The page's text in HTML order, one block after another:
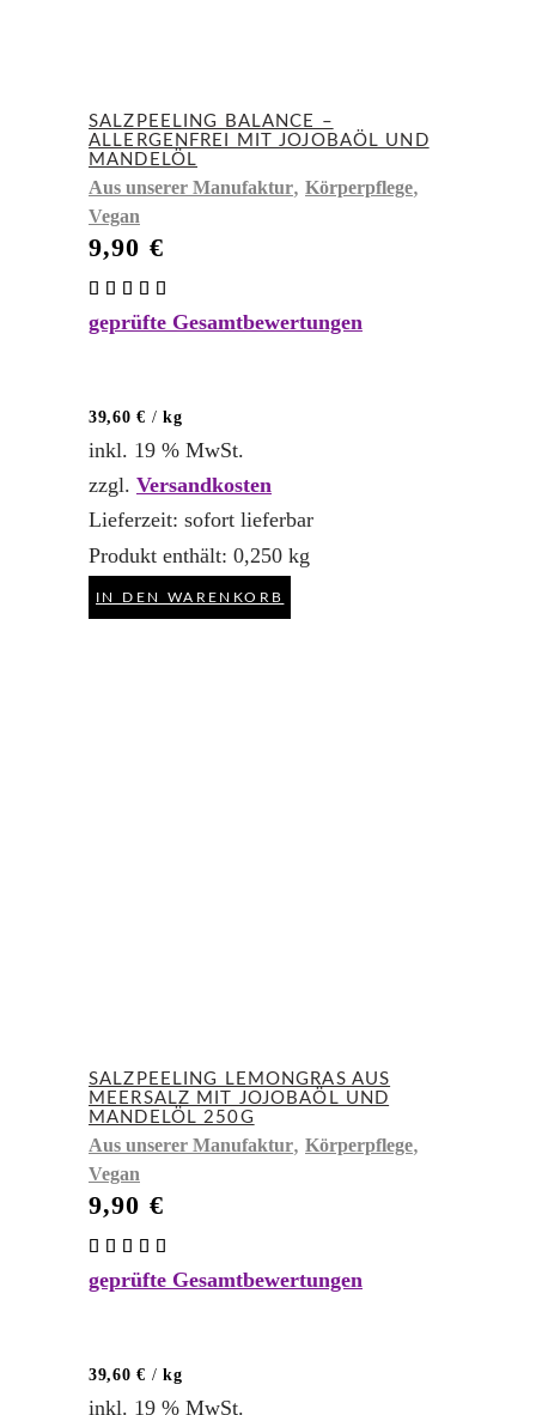
SALZPEELING BALANCE –
ALLERGENFREI MIT JOJOBAÖL UND
MANDELÖL
Aus unserer Manufaktur, Körperpflege,
Vegan
9,90 €
5.00
geprüfte Gesamtbewertungen
39,60€ /kg
inkl. 19 % MwSt.
zzgl. Versandkosten
Lieferzeit: sofort lieferbar
Produkt enthält: 0,250 kg
IN DEN WARENKORB
SALZPEELING LEMONGRAS AUS
MEERSALZ MIT JOJOBAÖL UND
MANDELÖL 250G
Aus unserer Manufaktur, Körperpflege,
Vegan
9,90 €
5.00
geprüfte Gesamtbewertungen
39,60€ /kg
inkl. 19 % MwSt.